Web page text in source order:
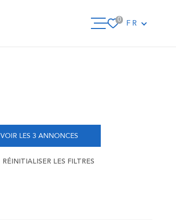
0 Langue
FR
VOIR LES 3 ANNONCES
RÉINITIALISER LES FILTRES